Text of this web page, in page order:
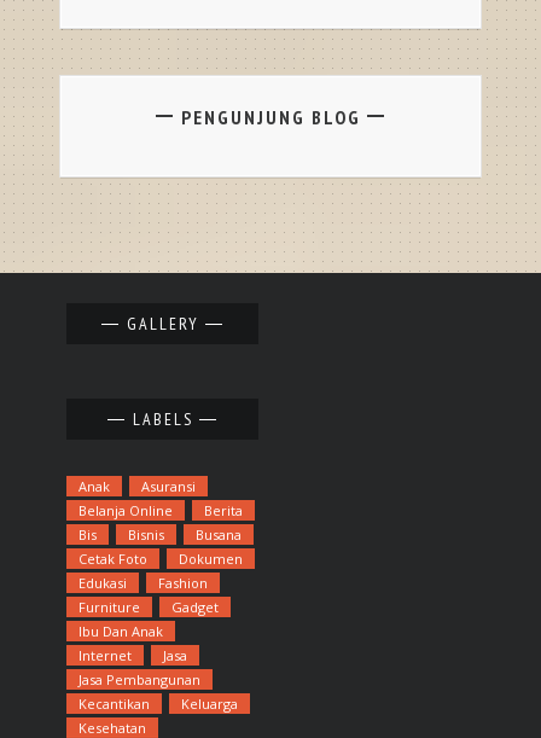
PENGUNJUNG BLOG
GALLERY
LABELS
Anak
Asuransi
Belanja Online
Berita
Bis
Bisnis
Busana
Cetak Foto
Dokumen
Edukasi
Fashion
Furniture
Gadget
Ibu Dan Anak
Internet
Jasa
Jasa Pembangunan
Kecantikan
Keluarga
Kesehatan